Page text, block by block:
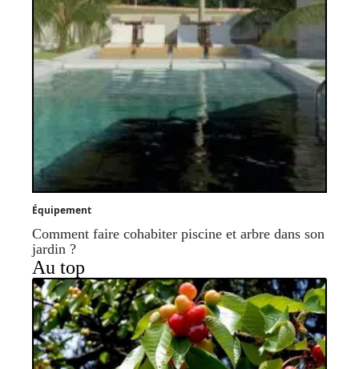
Équipement
Comment faire cohabiter piscine et arbre dans son
jardin ?
Au top